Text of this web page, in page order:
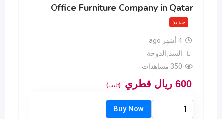
Office Furniture Company in Qatar
جديد
4 أشهر ago
السد, الدوحة
350 مشاهدات
600 ريال قطري (ثابت)